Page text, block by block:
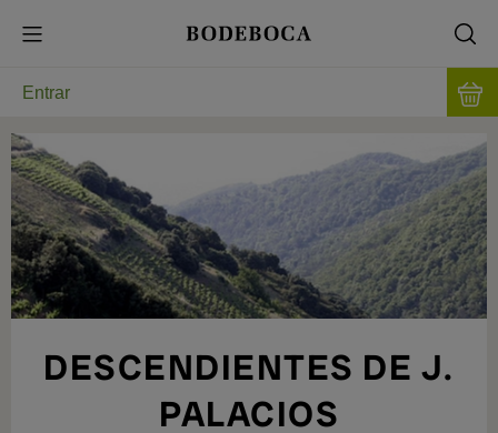
Entrar
DESCENDIENTES DE J.
PALACIOS